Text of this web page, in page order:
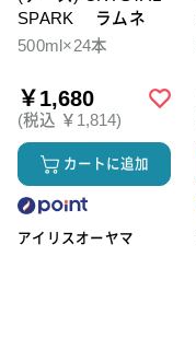
SPARK ラムネ
500ml×24本
￥1,680
(税込 ￥1,814)
カートに追加
アイリスオーヤマ